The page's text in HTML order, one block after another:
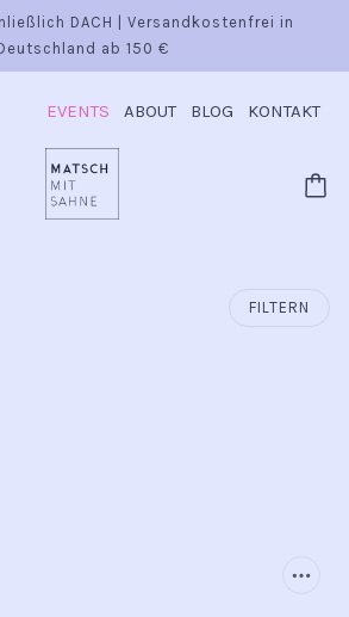
DACH | Versandkostenfrei in
ab 150 €
EVENTS ABOUT BLOG KONTAKT
FILTERN